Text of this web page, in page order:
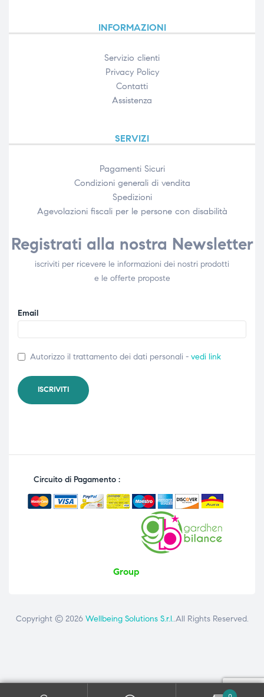
INFORMAZIONI
Servizio clienti
Privacy Policy
Contatti
Assistenza
SERVIZI
Pagamenti Sicuri
Condizioni generali di vendita
Spedizioni
Agevolazioni fiscali per le persone con disabilità​
Registrati alla nostra Newsletter
iscriviti per ricevere le informazioni dei nostri prodotti
e le offerte proposte
Email
Autorizzo il trattamento dei dati personali - vedi link
Circuito di Pagamento :
Group
Copyright © 2026 Wellbeing Solutions S.r.l..All Rights Reserved.